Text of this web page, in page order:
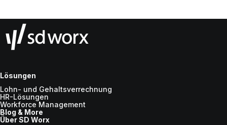
Lösungen
Lohn- und Gehaltsverrechnung
HR-Lösungen
Workforce Management
Blog & More
Über SD Worx